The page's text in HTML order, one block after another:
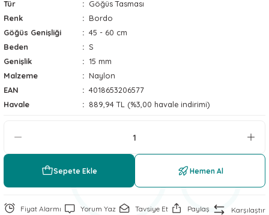
Soğutucu Matlar
Aksesuarları
Tür
Göğüs Tasması
Renk
Bordo
Göğüs Genişliği
45 - 60 cm
Beden
S
Genişlik
15 mm
Malzeme
Naylon
EAN
4018653206577
Havale
889,94 TL (%3,00 havale indirimi)
Sepete Ekle Hemen Al
Fiyat Alarmı Yorum Yaz Tavsiye Et Paylaş Karşılaştır